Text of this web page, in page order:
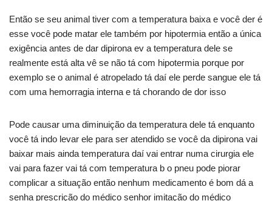
Então se seu animal tiver com a temperatura baixa e você der é
esse você pode matar ele também por hipotermia então a única
exigência antes de dar dipirona ev a temperatura dele se
realmente está alta vê se não tá com hipotermia porque por
exemplo se o animal é atropelado tá daí ele perde sangue ele tá
com uma hemorragia interna e tá chorando de dor isso
Pode causar uma diminuição da temperatura dele tá enquanto
você tá indo levar ele para ser atendido se você da dipirona vai
baixar mais ainda temperatura daí vai entrar numa cirurgia ele
vai para fazer vai tá com temperatura b o pneu pode piorar
complicar a situação então nenhum medicamento é bom dá a
senha prescrição do médico senhor imitação do médico